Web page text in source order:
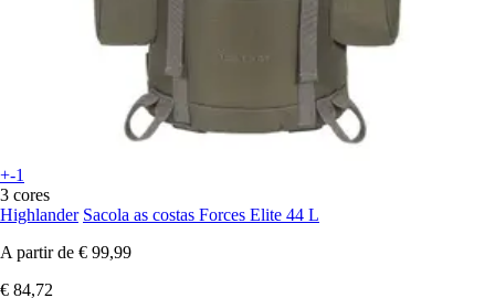
+-1
3 cores
Highlander Sacola as costas Forces Elite 44 L
A partir de € 99,99
€ 84,72